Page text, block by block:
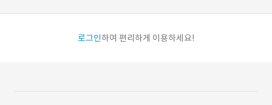
로그인하여 편리하게 이용하세요!